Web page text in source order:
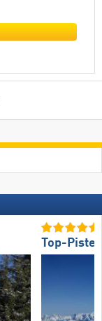
Top-